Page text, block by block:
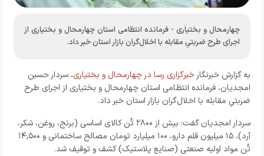
چهارمحال و بختیاری - فرمانده انتظامی استان چهارمحال و بختیاری از
اجرای طرح ضربتیِ مقابله با اخلال‌گران بازار استان خبر داد.
به گزارش خبرنگار خبرگزاری رسا در چهارمحال و بختیاری، سردار حسبن
امجدیان، فرمانده انتظامی استان چهارمحال و بختیاری از اجرای طرح
ضربتیِ مقابله با اخلال‌گران بازار استان خبر داد.
سردار امجدیان گفت: بیش از ۲۸۰۰ تُن کالای اساسی (برنج، روغن، شکر،
آرد)، ۱۵ میلیون قلم دارو، ۱۰۰ میلیارد تومان مصالح ساختمانی و ۱۴,۵۰۰
تُن مواد اولیه صنعتی (صنایع پلاستیک) کشف و توقیف شد.